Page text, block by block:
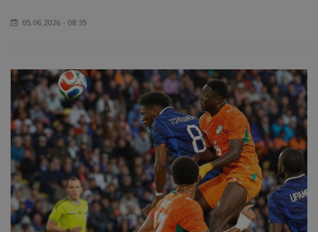
05.06.2026 - 08:35